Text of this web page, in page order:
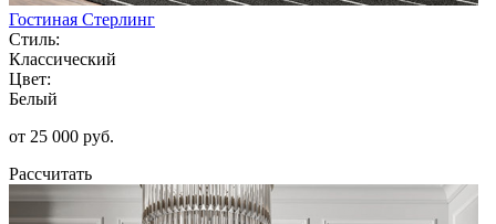
Гостиная Стерлинг
Стиль:
Классический
Цвет:
Белый
от 25 000 руб.
Рассчитать